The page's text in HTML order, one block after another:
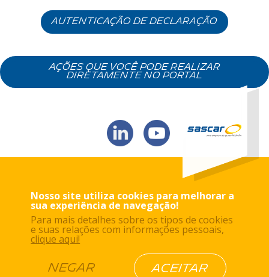
Nosso site utiliza cookies para melhorar a
sua experiência de navegação!
Para mais detalhes sobre os tipos de cookies
e suas relações com informações pessoais,
clique aqui!
NEGAR ACEITAR
AUTENTICAÇÃO DE DECLARAÇÃO
AÇÕES QUE VOCÊ PODE REALIZAR
DIRETAMENTE NO PORTAL